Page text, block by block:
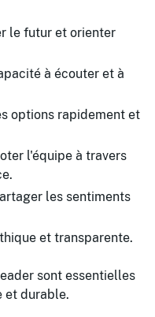
le futur et orienter
à écouter et à
options rapidement et
l'équipe à travers
les sentiments
et transparente.
sont essentielles
et durable.